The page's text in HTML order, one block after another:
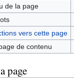
de la page
vers cette page
de contenu
page